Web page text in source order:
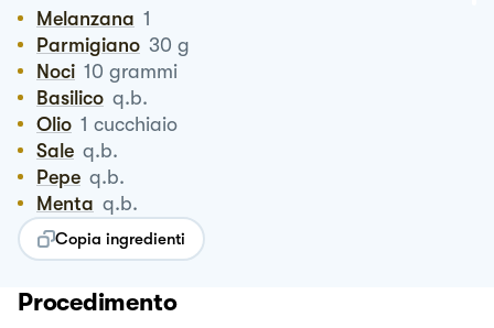
Melanzana 1
Parmigiano 30 g
Noci 10 grammi
Basilico q.b.
Olio 1 cucchiaio
Sale q.b.
Pepe q.b.
Menta q.b.
Copia ingredienti
Procedimento